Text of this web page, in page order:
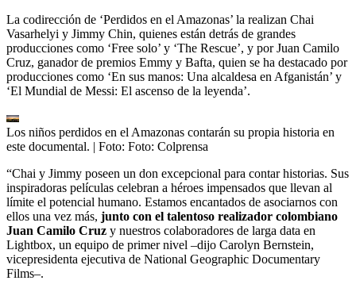
La codirección de ‘Perdidos en el Amazonas’ la realizan Chai
Vasarhelyi y Jimmy Chin, quienes están detrás de grandes
producciones como ‘Free solo’ y ‘The Rescue’, y por Juan Camilo
Cruz, ganador de premios Emmy y Bafta, quien se ha destacado por
producciones como ‘En sus manos: Una alcaldesa en Afganistán’ y
‘El Mundial de Messi: El ascenso de la leyenda’.
Los niños perdidos en el Amazonas contarán su propia historia en
este documental. | Foto: Foto: Colprensa
“Chai y Jimmy poseen un don excepcional para contar historias. Sus
inspiradoras películas celebran a héroes impensados que llevan al
límite el potencial humano. Estamos encantados de asociarnos con
ellos una vez más, junto con el talentoso realizador colombiano
Juan Camilo Cruz y nuestros colaboradores de larga data en
Lightbox, un equipo de primer nivel –dijo Carolyn Bernstein,
vicepresidenta ejecutiva de National Geographic Documentary
Films–.